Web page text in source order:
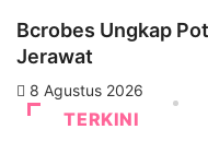
Bcrobes Ungkap
Jerawat
8 Agustus 2026
TERKINI